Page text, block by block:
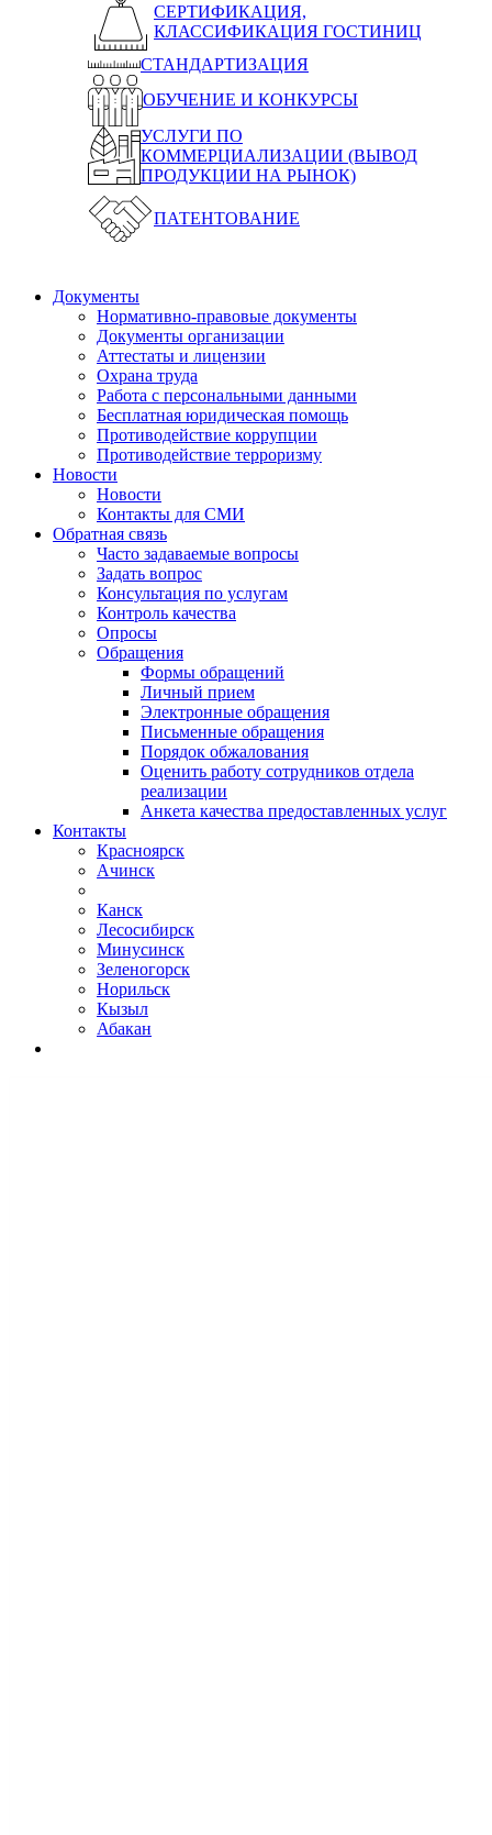
СЕРТИФИКАЦИЯ,
КЛАССИФИКАЦИЯ ГОСТИНИЦ
СТАНДАРТИЗАЦИЯ
ОБУЧЕНИЕ И КОНКУРСЫ
УСЛУГИ ПО
КОММЕРЦИАЛИЗАЦИИ (ВЫВОД
ПРОДУКЦИИ НА РЫНОК)
ПАТЕНТОВАНИЕ
Документы
Нормативно-правовые документы
Документы организации
Аттестаты и лицензии
Охрана труда
Работа с персональными данными
Бесплатная юридическая помощь
Противодействие коррупции
Противодействие терроризму
Новости
Новости
Контакты для СМИ
Обратная связь
Часто задаваемые вопросы
Задать вопрос
Консультация по услугам
Контроль качества
Опросы
Обращения
Формы обращений
Личный прием
Электронные обращения
Письменные обращения
Порядок обжалования
Оценить работу сотрудников отдела
реализации
Анкета качества предоставленных услуг
Контакты
Красноярск
Ачинск
Канск
Лесосибирск
Минусинск
Зеленогорск
Норильск
Кызыл
Абакан